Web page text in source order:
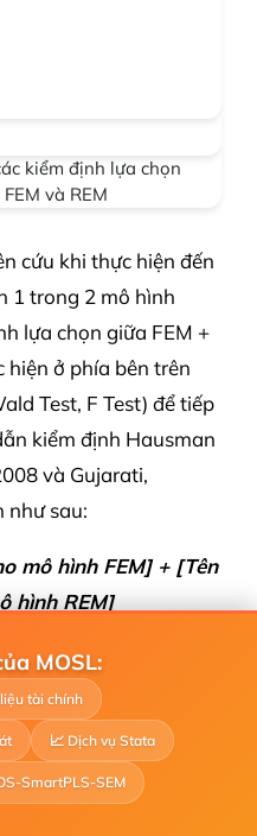
kiểm định lựa chọn
và REM
cứu khi thực hiện đến
1 trong 2 mô hình
lựa chọn giữa FEM +
hiện ở phía bên trên
Test, F Test) để tiếp
kiểm định Hausman
và Gujarati,
như sau:
mô hình FEM] + [Tên
hình REM]
thì sau khi hồi quy
est sto + [tên tuỳ ý]
cho 2 mô hình để
MOSL:
tài chính
📈 Dịch vụ Stata
SmartPLS-SEM